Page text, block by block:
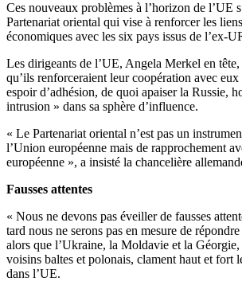
Ces nouveaux problèmes à l’horizon de l’UE
Partenariat oriental qui vise à renforcer les
économiques avec les six pays issus de l’ex-
Les dirigeants de l’UE, Angela Merkel en
qu’ils renforceraient leur coopération avec
espoir d’adhésion, de quoi apaiser la Russie,
intrusion » dans sa sphère d’influence.
« Le Partenariat oriental n’est pas un
l’Union européenne mais de rapprochement
européenne », a insisté la chancelière
Fausses attentes
« Nous ne devons pas éveiller de fausses
tard nous ne serons pas en mesure de
alors que l’Ukraine, la Moldavie et la Géorgie,
voisins baltes et polonais, clament haut et fort
dans l’UE.